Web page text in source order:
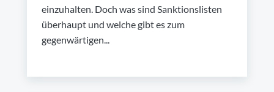
einzuhalten. Doch was sind Sanktionslisten
überhaupt und welche gibt es zum
gegenwärtigen...